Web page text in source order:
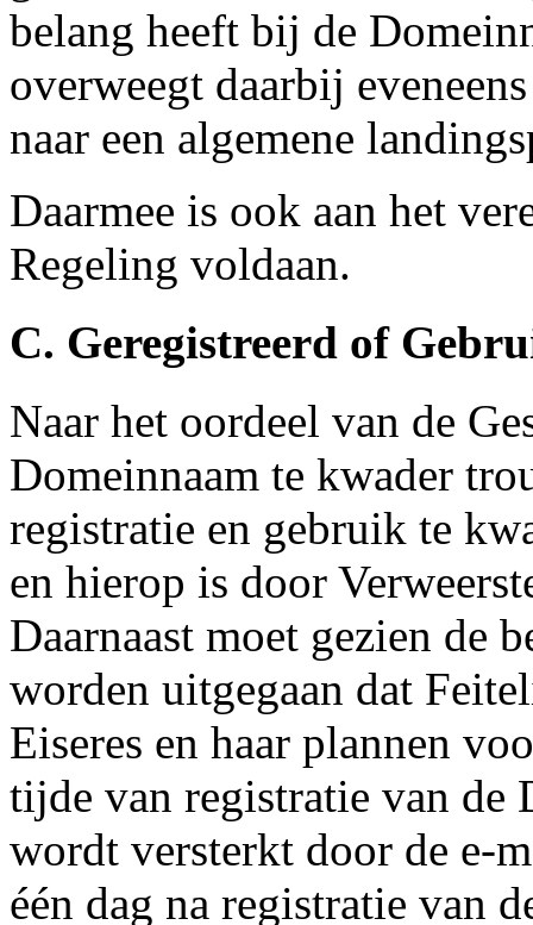
belang heeft bij de
overweegt daarbij
naar een algemene
Daarmee is ook aan het
Regeling voldaan.
C. Geregistreerd of
Naar het oordeel van de
Domeinnaam te kwader
registratie en gebruik te
en hierop is door
Daarnaast moet gezien de
worden uitgegaan dat
Eiseres en haar plannen
tijde van registratie van de
wordt versterkt door de e-
één dag na registratie van